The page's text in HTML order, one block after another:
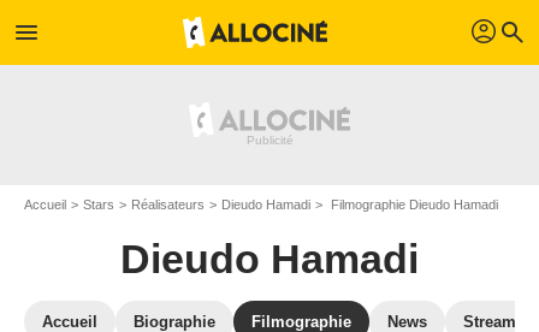
menu profil search
Accueil Stars Réalisateurs Dieudo Hamadi Filmographie Dieudo Hamadi
Dieudo Hamadi
Accueil Biographie Filmographie News Streaming